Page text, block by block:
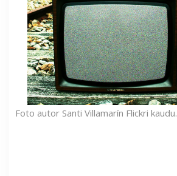
Foto autor Santi Villamarín Flickri kaudu.